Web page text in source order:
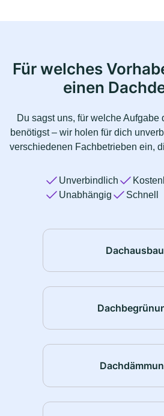
Für welches
einen
Du sagst uns, für welche Aufgabe
benötigst – wir holen für dich
verschiedenen Fachbetrieben ein,
Unverbindlich
Unabhängig
Schnell
Dachausbau